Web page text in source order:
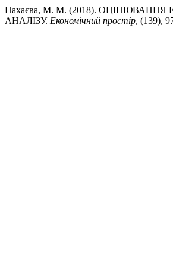
Нахаєва, М. М. (2018).
АНАЛІЗУ. Економічний простір, (139),